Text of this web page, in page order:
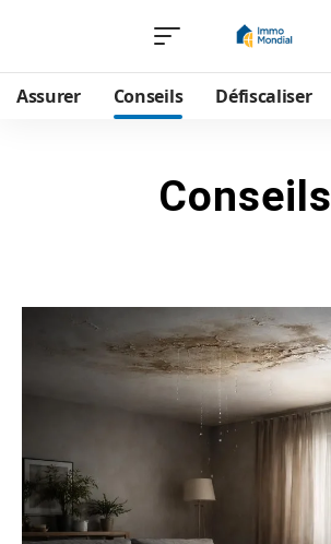
Assurer Conseils Défiscaliser
Conseils